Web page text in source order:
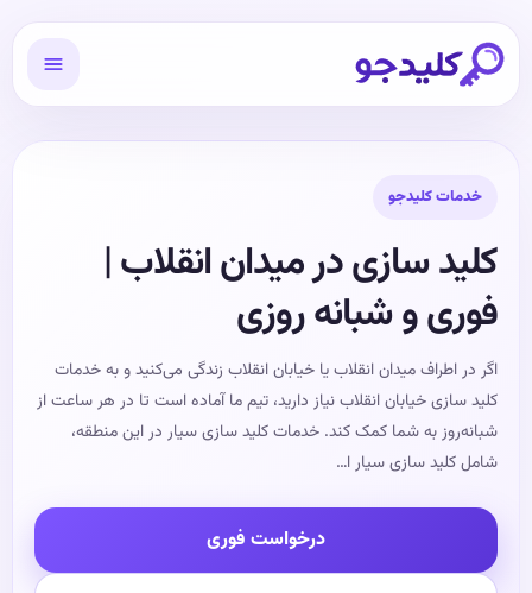
خدمات کلیدجو
کلید سازی در میدان انقلاب |
فوری و شبانه روزی
اگر در اطراف میدان انقلاب یا خیابان انقلاب زندگی می‌کنید و به خدمات
کلید سازی خیابان انقلاب نیاز دارید، تیم ما آماده است تا در هر ساعت از
شبانه‌روز به شما کمک کند. خدمات کلید سازی سیار در این منطقه،
شامل کلید سازی سیار ا…
درخواست فوری